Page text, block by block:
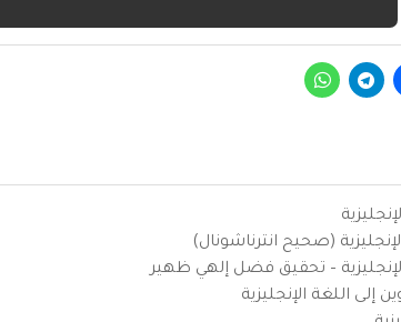
(صحيح انترناشونال)
– تحقيق فضل إلهي ظهير
إلى اللغة الإنجليزية